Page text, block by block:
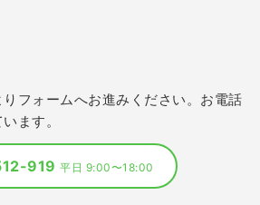
りフォームへお進みください。お電話
ます。
919平日 9:00〜18:00